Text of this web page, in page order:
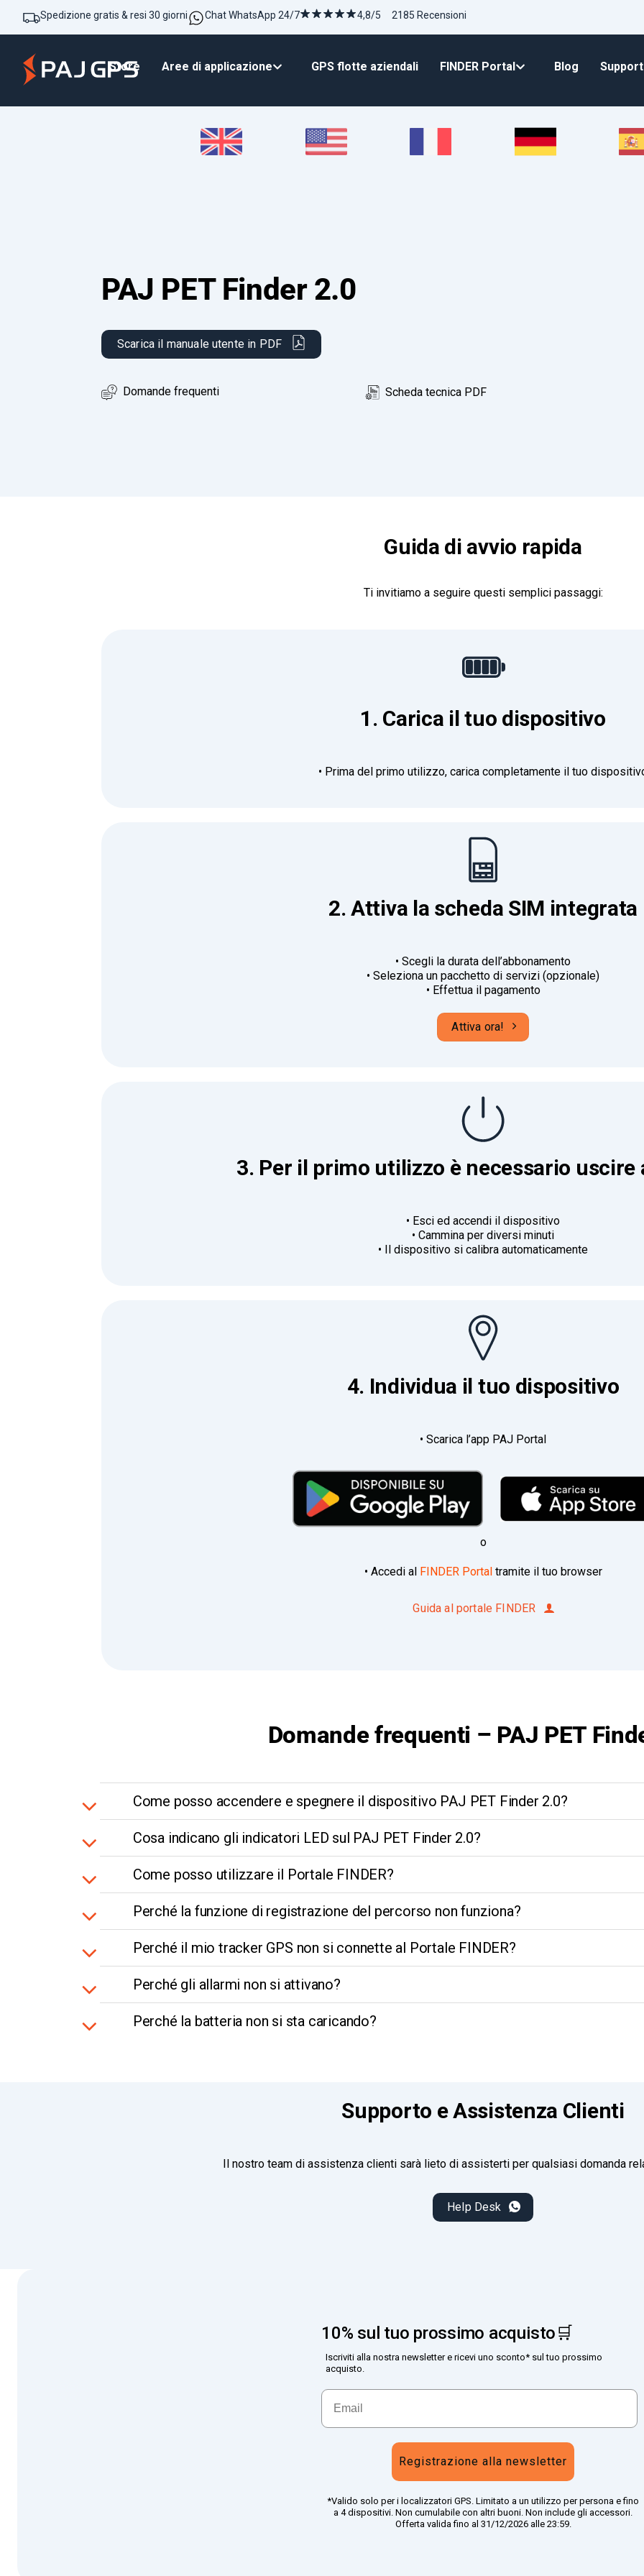
Spedizione gratis & resi 30 giorni Chat WhatsApp 24/7 4,8/5 2185 Recensioni
Store Aree di applicazione GPS flotte aziendali FINDER Portal Blog
PAJ PET Finder 2.0
Scarica il manuale utente in PDF
Domande frequenti Scheda tecnica PDF
Guida di avvio rapida
Ti invitiamo a seguire questi semplici passaggi:
1. Carica il tuo dispositivo
• Prima del primo utilizzo, carica completamente il tuo
2. Attiva la scheda SIM integrata
• Scegli la durata dell’abbonamento
• Seleziona un pacchetto di servizi (opzionale)
• Effettua il pagamento
Attiva ora!
3. Per il primo utilizzo è necessario uscire
• Esci ed accendi il dispositivo
• Cammina per diversi minuti
• Il dispositivo si calibra automaticamente
4. Individua il tuo dispositivo
• Scarica l’app PAJ Portal
o
• Accedi al FINDER Portal tramite il tuo browser
Guida al portale FINDER
Domande frequenti – PAJ PET
Come posso accendere e spegnere il dispositivo PAJ PET Finder 2.0?
Cosa indicano gli indicatori LED sul PAJ PET Finder 2.0?
Come posso utilizzare il Portale FINDER?
Perché la funzione di registrazione del percorso non funziona?
Perché il mio tracker GPS non si connette al Portale FINDER?
Perché gli allarmi non si attivano?
Perché la batteria non si sta caricando?
Supporto e Assistenza Clienti
Il nostro team di assistenza clienti sarà lieto di assisterti per qualsiasi domanda
Help Desk
10% sul tuo prossimo acquisto🛒
Iscriviti alla nostra newsletter e ricevi uno sconto* sul tuo prossimo
acquisto.
Registrazione alla newsletter
*Valido solo per i localizzatori GPS. Limitato a un utilizzo per persona e fino
a 4 dispositivi. Non cumulabile con altri buoni. Non include gli accessori.
Offerta valida fino al 31/12/2026 alle 23:59.